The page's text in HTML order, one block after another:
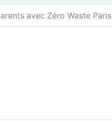
avec Zéro Waste Paris